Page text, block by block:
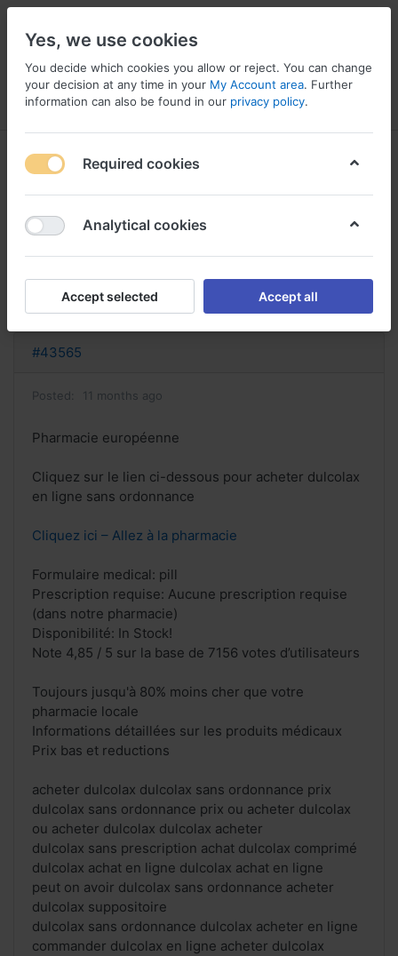
Menu Log in Compare Wishlist
peut on avoir dulcolax sans
ordonnance ou acheter dulcolax
Reply
#43565
Posted: 11 months ago
Pharmacie européenne
Cliquez sur le lien ci-dessous pour acheter dulcolax
en ligne sans ordonnance
Cliquez ici – Allez à la pharmacie
Formulaire medical: pill
Prescription requise: Aucune prescription requise
(dans notre pharmacie)
Disponibilité: In Stock!
Note 4,85 / 5 sur la base de 7156 votes d’utilisateurs
Toujours jusqu'à 80% moins cher que votre
pharmacie locale
Informations détaillées sur les produits médicaux
Prix bas et reductions
acheter dulcolax dulcolax sans ordonnance prix
dulcolax sans ordonnance prix ou acheter dulcolax
ou acheter dulcolax dulcolax acheter
dulcolax sans prescription achat dulcolax comprimé
dulcolax achat en ligne dulcolax achat en ligne
peut on avoir dulcolax sans ordonnance acheter
dulcolax suppositoire
dulcolax sans ordonnance dulcolax acheter en ligne
commander dulcolax en ligne acheter dulcolax
Yes, we use cookies
You decide which cookies you allow or reject. You can change
your decision at any time in your My Account area. Further
information can also be found in our privacy policy.
Required cookies
Analytical cookies
Accept selected Accept all